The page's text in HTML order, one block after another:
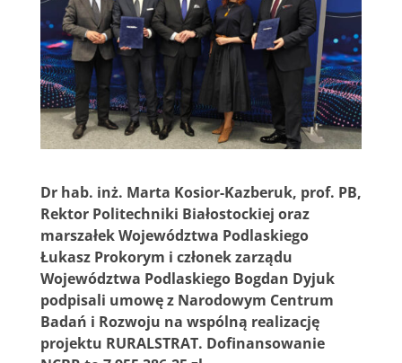
Dr hab. inż. Marta Kosior-Kazberuk, prof. PB,
Rektor Politechniki Białostockiej oraz
marszałek Województwa Podlaskiego
Łukasz Prokorym i członek zarządu
Województwa Podlaskiego Bogdan Dyjuk
podpisali umowę z Narodowym Centrum
Badań i Rozwoju na wspólną realizację
projektu RURALSTRAT. Dofinansowanie